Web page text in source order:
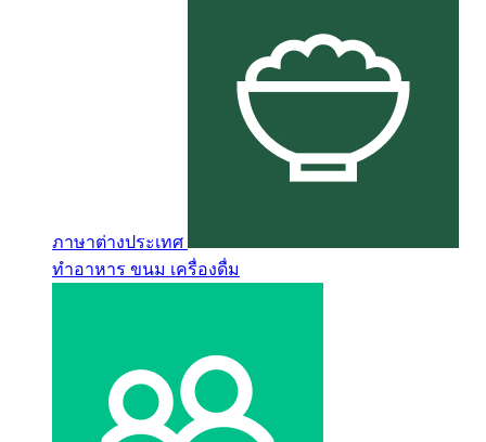
ภาษาต่างประเทศ
ทำอาหาร ขนม เครื่องดื่ม